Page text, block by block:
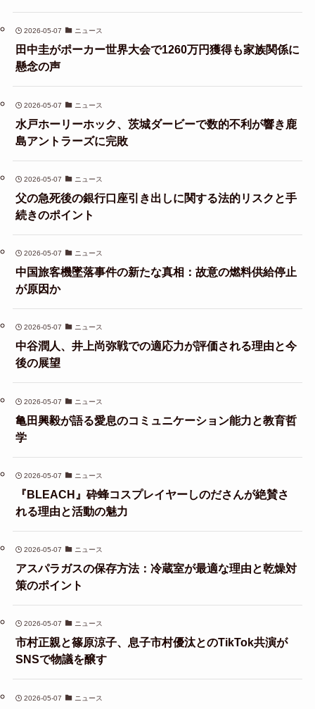
2026-05-07 ニュース
田中圭がポーカー世界大会で1260万円獲得も家族関係に
懸念の声
2026-05-07 ニュース
水戸ホーリーホック、茨城ダービーで数的不利が響き鹿
島アントラーズに完敗
2026-05-07 ニュース
父の急死後の銀行口座引き出しに関する法的リスクと手
続きのポイント
2026-05-07 ニュース
中国旅客機墜落事件の新たな真相：故意の燃料供給停止
が原因か
2026-05-07 ニュース
中谷潤人、井上尚弥戦での適応力が評価される理由と今
後の展望
2026-05-07 ニュース
亀田興毅が語る愛息のコミュニケーション能力と教育哲
学
2026-05-07 ニュース
『BLEACH』砕蜂コスプレイヤーしのださんが絶賛さ
れる理由と活動の魅力
2026-05-07 ニュース
アスパラガスの保存方法：冷蔵室が最適な理由と乾燥対
策のポイント
2026-05-07 ニュース
市村正親と篠原涼子、息子市村優汰とのTikTok共演が
SNSで物議を醸す
2026-05-07 ニュース